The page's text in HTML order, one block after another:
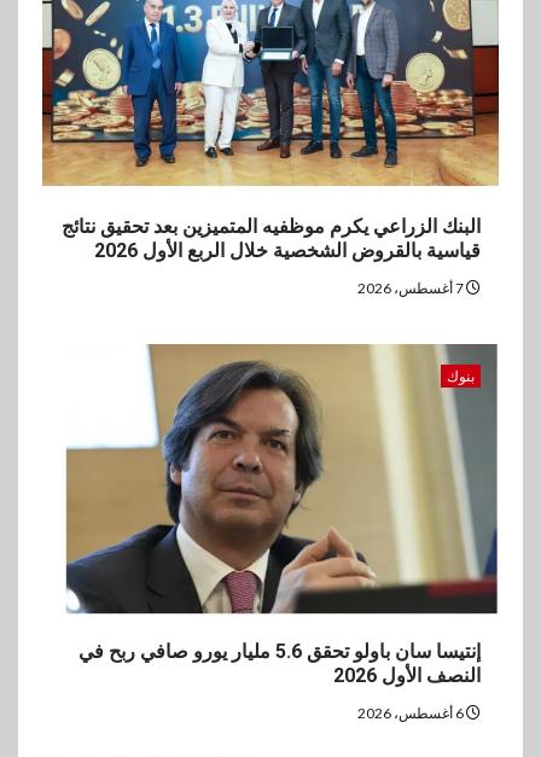
بنوك
بنك مصر يشارك في فعالية اليوم
العالمي للشباب ويقدم العديد من
العروض المجانية
5
بنوك
البنك الزراعي يكرم موظفيه المتميزين بعد تحقيق نتائج
قياسية بالقروض الشخصية خلال الربع الأول 2026
بنوك
إنتيسا سان باولو تحقق 5.6 مليار يورو صافي ربح في
النصف الأول 2026